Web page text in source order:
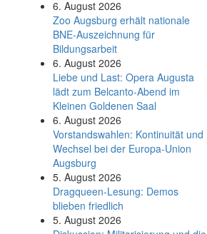
6. August 2026
Zoo Augsburg erhält nationale
BNE-Auszeichnung für
Bildungsarbeit
6. August 2026
Liebe und Last: Opera Augusta
lädt zum Belcanto-Abend im
Kleinen Goldenen Saal
6. August 2026
Vorstandswahlen: Kontinuität und
Wechsel bei der Europa-Union
Augsburg
5. August 2026
Dragqueen-Lesung: Demos
blieben friedlich
5. August 2026